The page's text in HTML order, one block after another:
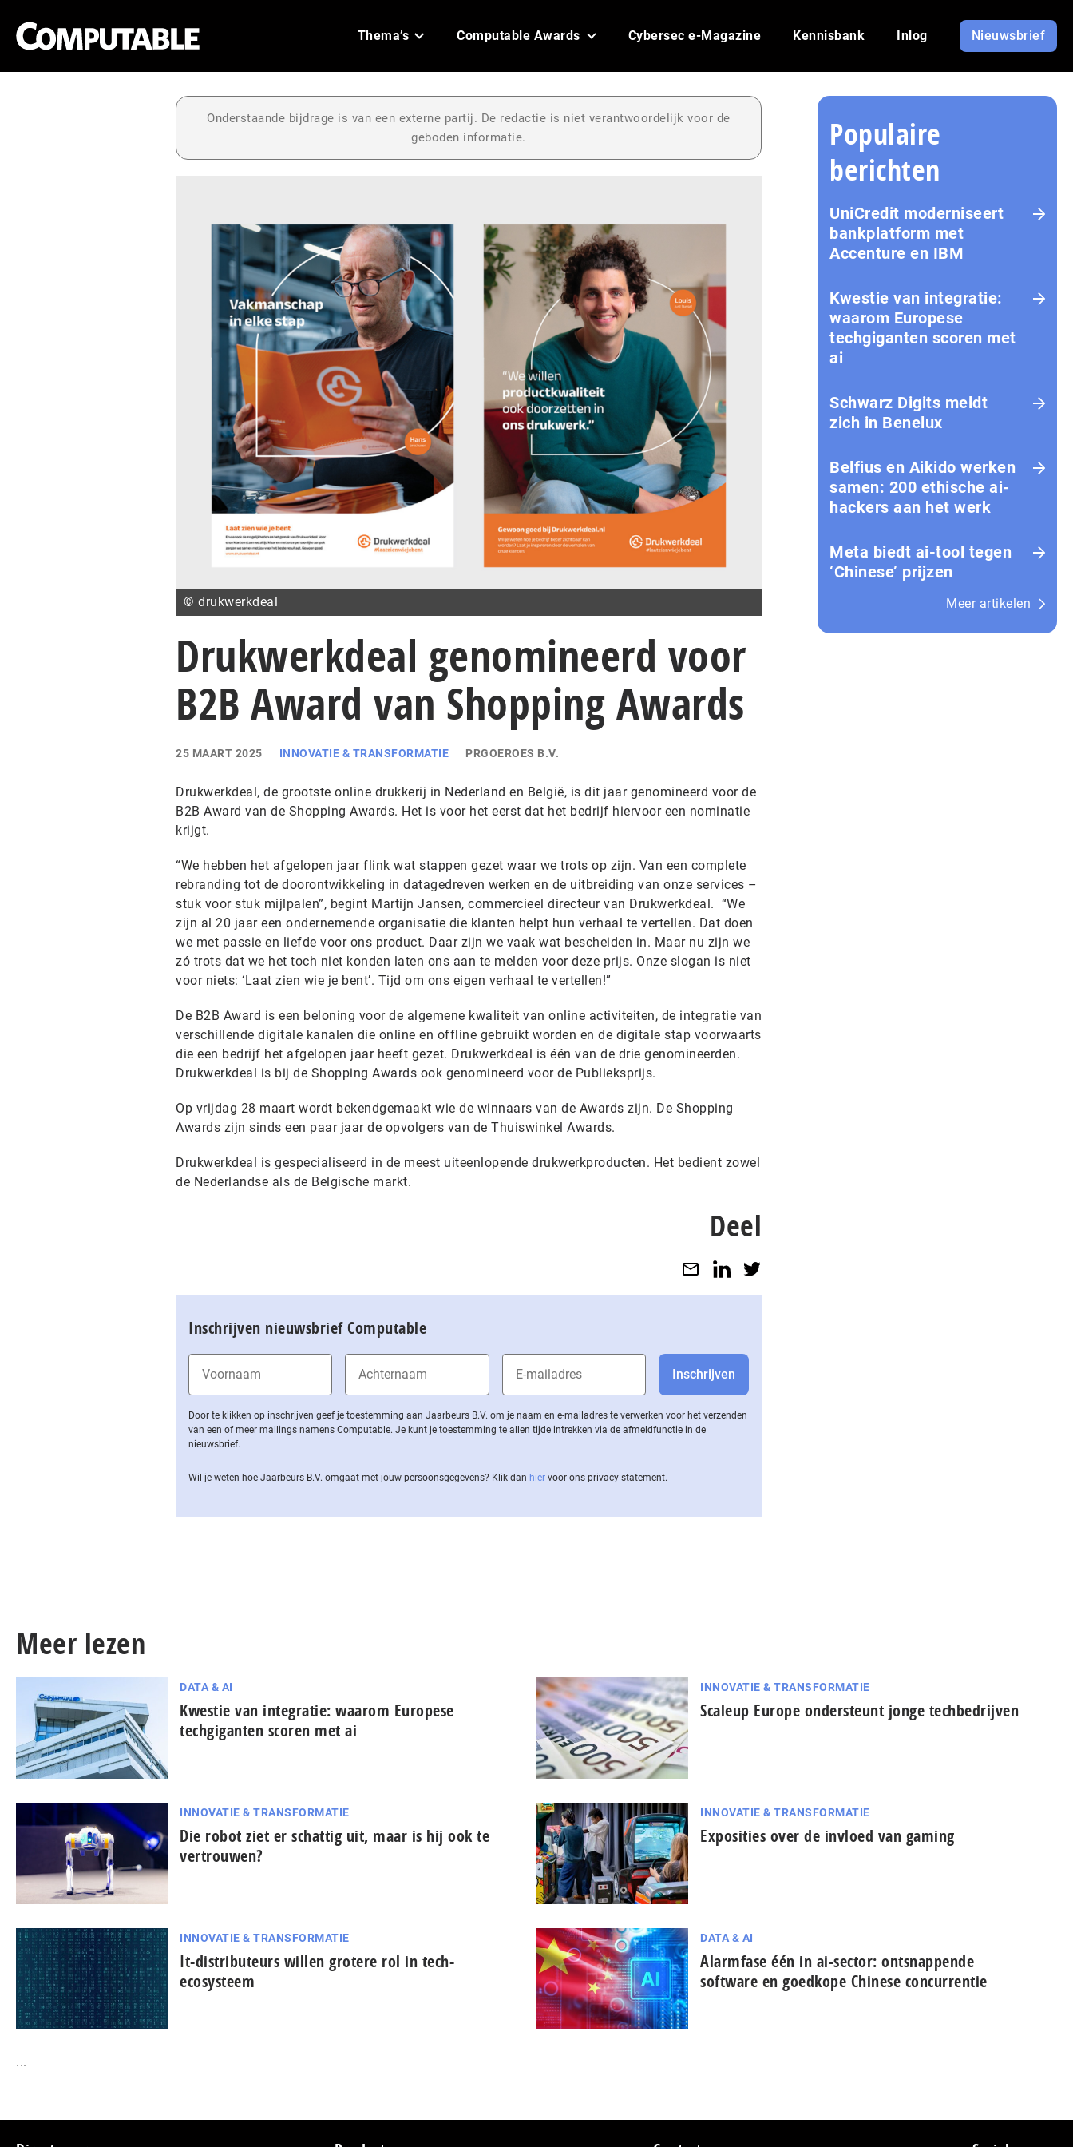
Thema’s Computable Awards Cybersec e-Magazine Kennisbank Inlog Nieuwsbrief
Onderstaande bijdrage is van een externe partij. De redactie is niet verantwoordelijk voor de
geboden informatie.
© drukwerkdeal
Drukwerkdeal genomineerd voor
B2B Award van Shopping Awards
25 MAART 2025 INNOVATIE & TRANSFORMATIE PRGOEROES B.V.
Drukwerkdeal, de grootste online drukkerij in Nederland en België, is dit jaar genomineerd voor de
B2B Award van de Shopping Awards. Het is voor het eerst dat het bedrijf hiervoor een nominatie
krijgt.
“We hebben het afgelopen jaar flink wat stappen gezet waar we trots op zijn. Van een complete
rebranding tot de doorontwikkeling in datagedreven werken en de uitbreiding van onze services –
stuk voor stuk mijlpalen”, begint Martijn Jansen, commercieel directeur van Drukwerkdeal. “We
zijn al 20 jaar een ondernemende organisatie die klanten helpt hun verhaal te vertellen. Dat doen
we met passie en liefde voor ons product. Daar zijn we vaak wat bescheiden in. Maar nu zijn we
zó trots dat we het toch niet konden laten ons aan te melden voor deze prijs. Onze slogan is niet
voor niets: ‘Laat zien wie je bent’. Tijd om ons eigen verhaal te vertellen!”
De B2B Award is een beloning voor de algemene kwaliteit van online activiteiten, de integratie van
verschillende digitale kanalen die online en offline gebruikt worden en de digitale stap voorwaarts
die een bedrijf het afgelopen jaar heeft gezet. Drukwerkdeal is één van de drie genomineerden.
Drukwerkdeal is bij de Shopping Awards ook genomineerd voor de Publieksprijs.
Op vrijdag 28 maart wordt bekendgemaakt wie de winnaars van de Awards zijn. De Shopping
Awards zijn sinds een paar jaar de opvolgers van de Thuiswinkel Awards.
Drukwerkdeal is gespecialiseerd in de meest uiteenlopende drukwerkproducten. Het bedient zowel
de Nederlandse als de Belgische markt.
Deel
Inschrijven nieuwsbrief Computable
Door te klikken op inschrijven geef je toestemming aan Jaarbeurs B.V. om je naam en e-mailadres te verwerken voor het verzenden
van een of meer mailings namens Computable. Je kunt je toestemming te allen tijde intrekken via de af­meld­func­tie in de
nieuwsbrief.
Wil je weten hoe Jaarbeurs B.V. omgaat met jouw per­soons­ge­ge­vens? Klik dan hier voor ons privacy statement.
Populaire
berichten
UniCredit moderniseert
bankplatform met
Accenture en IBM
Kwestie van integratie:
waarom Europese
techgiganten scoren met
ai
Schwarz Digits meldt
zich in Benelux
Belfius en Aikido werken
samen: 200 ethische ai-
hackers aan het werk
Meta biedt ai-tool tegen
‘Chinese’ prijzen
Meer artikelen
Meer lezen
DATA & AI
Kwestie van integratie: waarom Europese
techgiganten scoren met ai
INNOVATIE & TRANSFORMATIE
Scaleup Europe ondersteunt jonge techbedrijven
INNOVATIE & TRANSFORMATIE
Die robot ziet er schattig uit, maar is hij ook te
vertrouwen?
INNOVATIE & TRANSFORMATIE
Exposities over de invloed van gaming
INNOVATIE & TRANSFORMATIE
It-dis­tri­bu­teurs willen grotere rol in tech-
ecosysteem
DATA & AI
Alarmfase één in ai-sector: ont­snap­pen­de
software en goedkope Chinese con­cur­ren­tie
...